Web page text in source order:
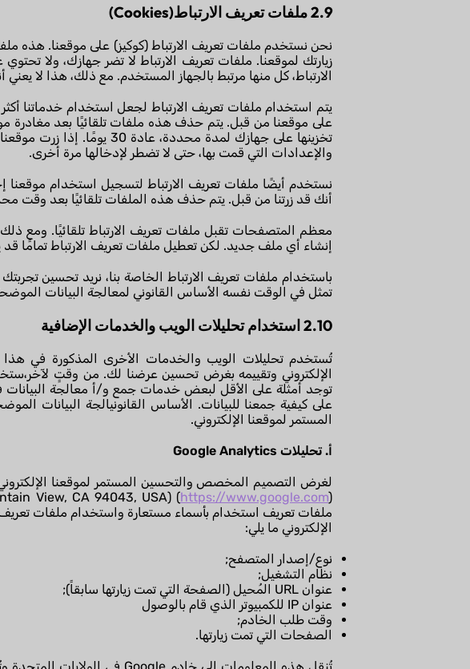
2.9 ملفات تعريف الارتباط(Cookies)
نحن نستخدم ملفات تعريف الارتباط (كوكيز) على موقعنا. هذه
زيارتك لموقعنا. ملفات تعريف الارتباط لا تضر جهازك، ولا
الارتباط، كل منها مرتبط بالجهاز المستخدم. مع ذلك، هذا لا يعني
يتم استخدام ملفات تعريف الارتباط لجعل استخدام خدماتنا
على موقعنا من قبل. يتم حذف هذه ملفات تلقائيًا بعد مغادرة
تخزينها على جهازك لمدة
والإعدادات التي قمت بها، حتى لا تضطر لإدخالها مرة أخرى.
نستخدم أيضًا ملفات تعريف الارتباط لتسجيل استخدام موقعنا
أنك قد زرتنا من قبل. يتم حذف هذه الملفات تلقائيًا بعد وقت
معظم المتصفحات تقبل ملفات تعريف الارتباط تلقائيًا. ومع
إنشاء أي ملف جديد. لكن تعطيل ملفات تعريف الارتباط تمامًا
باستخدام ملفات تعريف الارتباط الخاصة بنا، نريد تحسين
تمثل في الوقت نفسه الأساس القانوني لمعالجة البيانات
2.10 استخدام تحليلات الويب والخدمات الإضافية
تُستخدم تحليلات الويب والخدمات الأخرى المذكورة في هذا
الإلكتروني وتقييمه بغرض تحسين عرضنا لك. من وقتٍ
توجد أمثلة على الأقل لبعض خدمات جمع و/أ معالجة البيانات
على كيفية جمعنا للبيانات. الأساس القانونيالجة البيانات
المستمر لموقعنا الإلكتروني.
أ. تحليلات Google Analytics
(https://www.google.com
ملفات تعريف استخدام بأسماء مستعارة واستخدام ملفات تعريف
الإلكتروني ما يلي:
نوع/إصدار المتصفح;
نظام التشغيل;
عنوان URL المُحيل (الصفحة التي تمت زيارتها سابقاً);
عنوان IP للكمبيوتر الذي قام بالوصول
وقت طلب الخادم;
الصفحات التي تمت زيارتها.